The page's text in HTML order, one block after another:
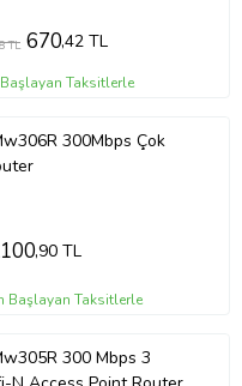
TL 670,42 TL
Taksitlerle
300Mbps Çok
,90 TL
Başlayan Taksitlerle
300 Mbps 3